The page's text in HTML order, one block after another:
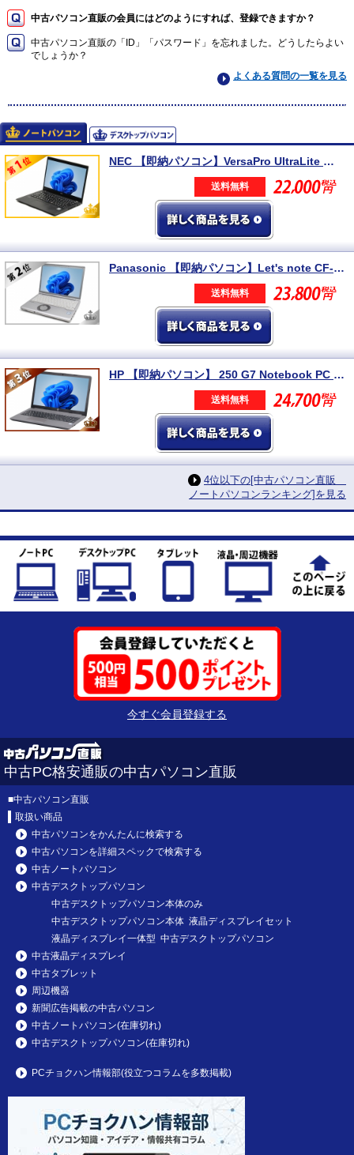
中古パソコン直販の会員にはどのようにすれば、登録できますか？
中古パソコン直販の「ID」「パスワード」を忘れました。どうしたらよい
でしょうか？
よくある質問の一覧を見る
NEC 【即納パソコン】VersaPro UltraLite タイプVB (Win11pro64) 5N8
送料無料
Panasonic 【即納パソコン】Let's note CF-SV8 (Win11pro64) 5N8
送料無料
HP 【即納パソコン】 250 G7 Notebook PC (Win11pro64) 5N8 ※テンキー付
送料無料
4位以下の[中古パソコン直販
ノートパソコンランキング]を見る
今すぐ会員登録する
中古PC格安通販の中古パソコン直販
■中古パソコン直販
取扱い商品
中古パソコンをかんたんに検索する
中古パソコンを詳細スペックで検索する
中古ノートパソコン
中古デスクトップパソコン
中古デスクトップパソコン本体のみ
中古デスクトップパソコン本体 液晶ディスプレイセット
液晶ディスプレイ一体型 中古デスクトップパソコン
中古液晶ディスプレイ
中古タブレット
周辺機器
新聞広告掲載の中古パソコン
中古ノートパソコン(在庫切れ)
中古デスクトップパソコン(在庫切れ)
PCチョクハン情報部(役立つコラムを多数掲載)